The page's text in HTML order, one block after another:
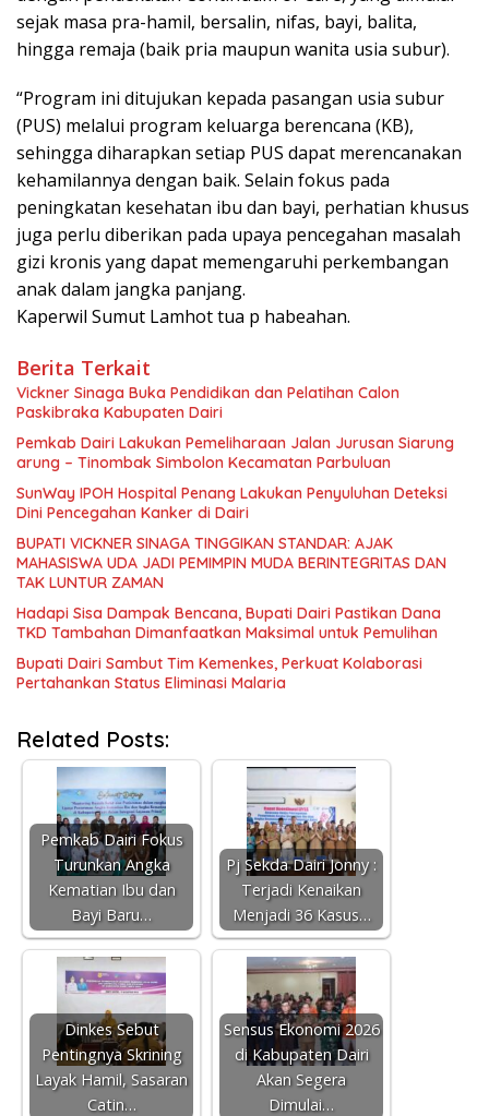
sejak masa pra-hamil, bersalin, nifas, bayi, balita,
hingga remaja (baik pria maupun wanita usia subur).
“Program ini ditujukan kepada pasangan usia subur
(PUS) melalui program keluarga berencana (KB),
sehingga diharapkan setiap PUS dapat merencanakan
kehamilannya dengan baik. Selain fokus pada
peningkatan kesehatan ibu dan bayi, perhatian khusus
juga perlu diberikan pada upaya pencegahan masalah
gizi kronis yang dapat memengaruhi perkembangan
anak dalam jangka panjang.
Kaperwil Sumut Lamhot tua p habeahan.
Berita Terkait
Vickner Sinaga Buka Pendidikan dan Pelatihan Calon
Paskibraka Kabupaten Dairi
Pemkab Dairi Lakukan Pemeliharaan Jalan Jurusan Siarung
arung – Tinombak Simbolon Kecamatan Parbuluan
SunWay IPOH Hospital Penang Lakukan Penyuluhan Deteksi
Dini Pencegahan Kanker di Dairi
BUPATI VICKNER SINAGA TINGGIKAN STANDAR: AJAK
MAHASISWA UDA JADI PEMIMPIN MUDA BERINTEGRITAS DAN
TAK LUNTUR ZAMAN
Hadapi Sisa Dampak Bencana, Bupati Dairi Pastikan Dana
TKD Tambahan Dimanfaatkan Maksimal untuk Pemulihan
Bupati Dairi Sambut Tim Kemenkes, Perkuat Kolaborasi
Pertahankan Status Eliminasi Malaria
Related Posts:
Pemkab Dairi Fokus
Turunkan Angka
Kematian Ibu dan
Bayi Baru…
Pj Sekda Dairi Jonny :
Terjadi Kenaikan
Menjadi 36 Kasus…
Dinkes Sebut
Pentingnya Skrining
Layak Hamil, Sasaran
Catin…
Sensus Ekonomi 2026
di Kabupaten Dairi
Akan Segera
Dimulai…